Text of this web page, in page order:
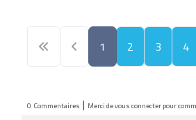
1 2 3 4
0 Commentaires | Merci de vous connecter pour